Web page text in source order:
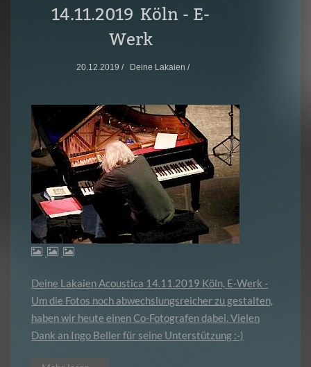
14.11.2019 Köln - E-
Werk
20.12.2019 / Deine Lakaien /
Deine Lakaien Acoustica 14.11.2019 Köln, E-Werk -
Um die Fotos noch abwechslungsreicher zu gestalten,
haben wir heute einen Co-Fotografen dabei. Vielen
Dank an Ingo Beller für seine Unterstützung :-)